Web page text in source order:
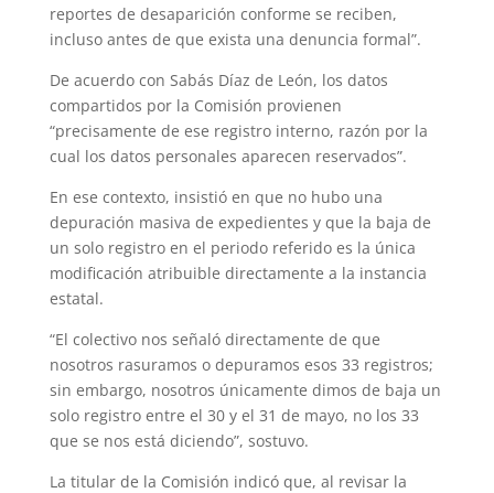
reportes de desaparición conforme se reciben,
incluso antes de que exista una denuncia formal”.
De acuerdo con Sabás Díaz de León, los datos
compartidos por la Comisión provienen
“precisamente de ese registro interno, razón por la
cual los datos personales aparecen reservados”.
En ese contexto, insistió en que no hubo una
depuración masiva de expedientes y que la baja de
un solo registro en el periodo referido es la única
modificación atribuible directamente a la instancia
estatal.
“El colectivo nos señaló directamente de que
nosotros rasuramos o depuramos esos 33 registros;
sin embargo, nosotros únicamente dimos de baja un
solo registro entre el 30 y el 31 de mayo, no los 33
que se nos está diciendo”, sostuvo.
La titular de la Comisión indicó que, al revisar la